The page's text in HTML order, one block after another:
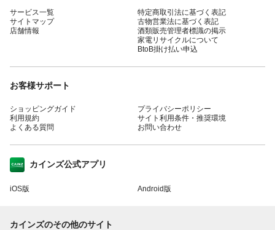
サービス一覧
サイトマップ
店舗情報
特定商取引法に基づく表記
古物営業法に基づく表記
酒類販売管理者標識の掲示
家電リサイクルについて
BtoB掛け払い申込
お客様サポート
ショッピングガイド
利用規約
よくある質問
プライバシーポリシー
サイト利用条件・推奨環境
お問い合わせ
カインズ公式アプリ
iOS版 Android版
カインズのその他のサイト